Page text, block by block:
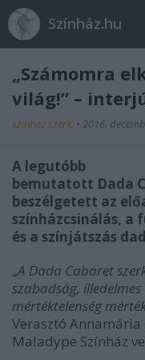
Színház.hu
„Számomra
világ!” –
szinhaz szerk. • 2016.
A legutóbb
bemutatott Dada
beszélgetett az
színházcsinálás, a
és a színjátszás
„A Dada Cabaret
szabadság,
mértéktelenség
Verasztó
Maladype Színház